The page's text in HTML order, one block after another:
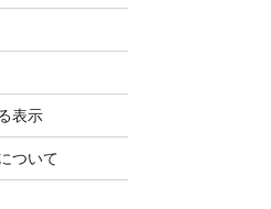
表示
ついて